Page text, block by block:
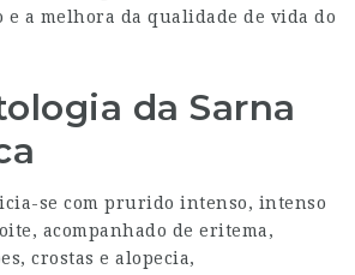
a melhora da qualidade de vida do
da Sarna
se com prurido intenso, intenso
acompanhado de eritema,
crostas e alopecia,